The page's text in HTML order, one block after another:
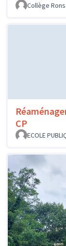
Collège
CP
ECOLE